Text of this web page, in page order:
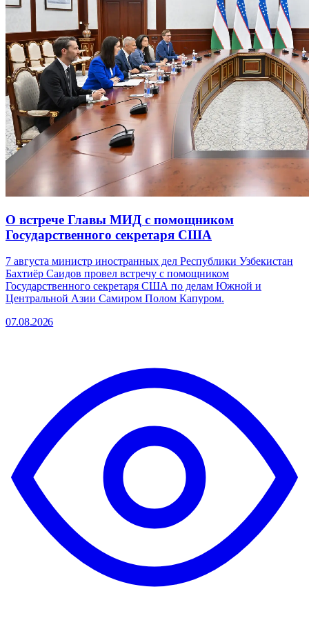
О встрече Главы МИД с помощником
Государственного секретаря США
7 августа министр иностранных дел Республики Узбекистан
Бахтиёр Саидов провел встречу с помощником
Государственного секретаря США по делам Южной и
Центральной Азии Самиром Полом Капуром.
07.08.2026